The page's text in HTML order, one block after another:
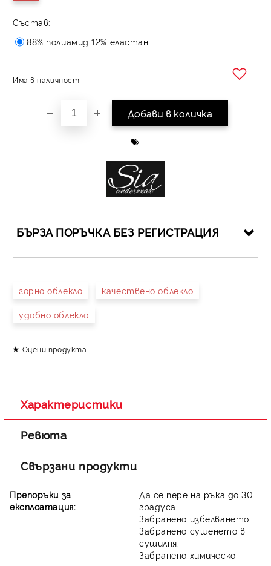
Състав:
88% полиамид 12% еластан
Има в наличност
БЪРЗА ПОРЪЧКА БЕЗ РЕГИСТРАЦИЯ
горно облекло качествено облекло
удобно облекло
Оцени продукта
Характеристики
Ревюта
Свързани продукти
Препоръки за
експлоатация:
Да се пере на ръка до 30
градуса.
Забранено избелването.
Забранено сушенето в
сушилня.
Забранено химическо